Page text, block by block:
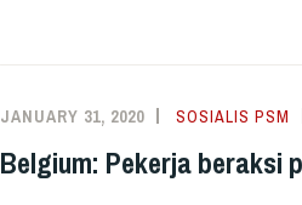
LAWAN
DASAR
JANUARY 31, 2020 SOSIALIS PSM
Belgium: Pekerja beraksi